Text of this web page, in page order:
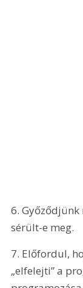
6. Győződjünk
sérült-e meg.
7. Előfordul,
„elfelejti” a